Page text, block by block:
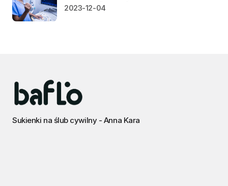
2023-12-04
Sukienki na ślub cywilny - Anna Kara